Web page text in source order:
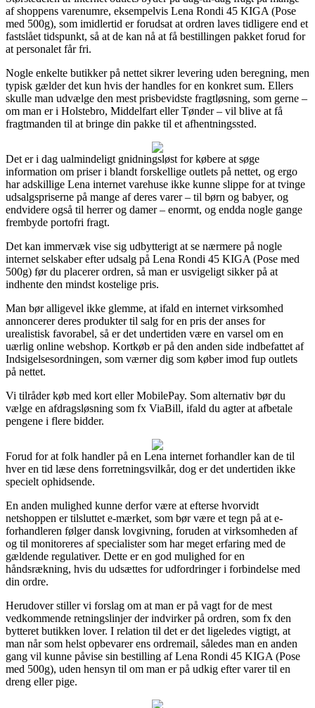
af shoppens varenumre, eksempelvis Lena Rondi 45 KIGA (Pose
med 500g), som imidlertid er forudsat at ordren laves tidligere end et
fastslået tidspunkt, så at de kan nå at få bestillingen pakket forud for
at personalet får fri.
Nogle enkelte butikker på nettet sikrer levering uden beregning, men
typisk gælder det kun hvis der handles for en konkret sum. Ellers
skulle man udvælge den mest prisbevidste fragtløsning, som gerne –
om man er i Holstebro, Middelfart eller Tønder – vil blive at få
fragtmanden til at bringe din pakke til et afhentningssted.
Det er i dag ualmindeligt gnidningsløst for købere at søge
information om priser i blandt forskellige outlets på nettet, og ergo
har adskillige Lena internet varehuse ikke kunne slippe for at tvinge
udsalgspriserne på mange af deres varer – til børn og babyer, og
endvidere også til herrer og damer – enormt, og endda nogle gange
frembyde portofri fragt.
Det kan immervæk vise sig udbytterigt at se nærmere på nogle
internet selskaber efter udsalg på Lena Rondi 45 KIGA (Pose med
500g) før du placerer ordren, så man er usvigeligt sikker på at
indhente den mindst kostelige pris.
Man bør alligevel ikke glemme, at ifald en internet virksomhed
annoncerer deres produkter til salg for en pris der anses for
urealistisk favorabel, så er det undertiden være en varsel om en
uærlig online webshop. Kortkøb er på den anden side indbefattet af
Indsigelsesordningen, som værner dig som køber imod fup outlets
på nettet.
Vi tilråder køb med kort eller MobilePay. Som alternativ bør du
vælge en afdragsløsning som fx ViaBill, ifald du agter at afbetale
pengene i flere bidder.
Forud for at folk handler på en Lena internet forhandler kan de til
hver en tid læse dens forretningsvilkår, dog er det undertiden ikke
specielt ophidsende.
En anden mulighed kunne derfor være at efterse hvorvidt
netshoppen er tilsluttet e-mærket, som bør være et tegn på at e-
forhandleren følger dansk lovgivning, foruden at virksomheden af
og til monitoreres af specialister som har meget erfaring med de
gældende regulativer. Dette er en god mulighed for en
håndsrækning, hvis du udsættes for udfordringer i forbindelse med
din ordre.
Herudover stiller vi forslag om at man er på vagt for de mest
vedkommende retningslinjer der indvirker på ordren, som fx den
bytteret butikken lover. I relation til det er det ligeledes vigtigt, at
man når som helst opbevarer ens ordremail, således man en anden
gang vil kunne påvise sin bestilling af Lena Rondi 45 KIGA (Pose
med 500g), uden hensyn til om man er på udkig efter varer til en
dreng eller pige.